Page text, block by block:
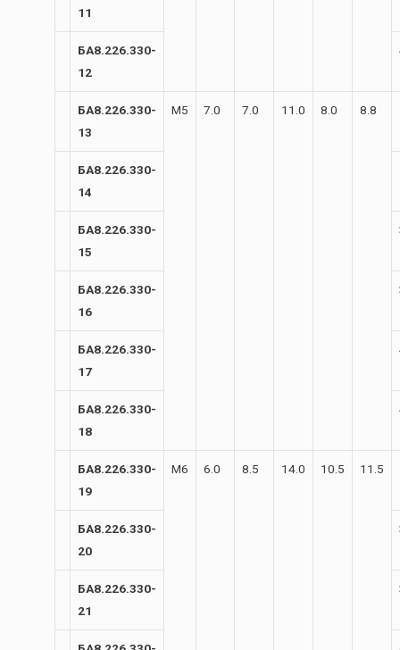
11
БА8.226.330-
12
БА8.226.330-
13
М5 7.0 7.0 11.0 8.0 8.8
БА8.226.330-
14
БА8.226.330-
15
БА8.226.330-
16
БА8.226.330-
17
БА8.226.330-
18
БА8.226.330-
19
М6 6.0 8.5 14.0 10.5 11.5
БА8.226.330-
20
БА8.226.330-
21